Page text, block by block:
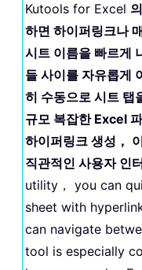
Kutools for Excel 의
하면 하이퍼링크나
시트 이름을 빠르게
들 사이를 자유롭게
히 수동으로 시트 탭
규모 복잡한 Excel
하이퍼링크 생성，
직관적인 사용자 인
utility， you can
sheet with
can navigate
tool is especially